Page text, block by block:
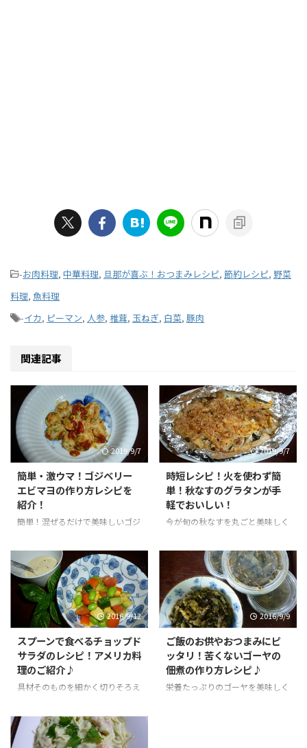
-お肉料理, 中華料理, 旦那が喜ぶ！おつまみレシピ, 節約レシピ, 野菜
料理, 魚料理
-イカ, ピーマン, 人参, 椎茸, 玉ねぎ, 白菜, 豚肉
関連記事
2019/9/7
簡単・激ウマ！ゴジベリー
エビマヨの作り方レシピを
紹介！
簡単！混ぜるだけで美味しいゴジ
が絶妙で激ウマ！いろんな料理に
使えるゴジベリー１日２８粒を毎
日美味しく食べて、紫外線に強い
体質に！
2019/9/7
時短レシピ！火を使わず簡
単！秋なすのグラタンが手
軽でおいしい！
今が旬の秋なすを丸ごと美味しく
めんつゆだけでOK！火も使わず
簡単なのに激ウマ！おつまみにも
♪
2016/9/12
スプーンで食べるチョップド
サラダのレシピ！アメリカ料
理のご紹介♪
具材そのものを細かく切りそろえ
さまざまな食感や味が楽しめる新
感覚のサラダ！旦那もひと口食べ
て旨い！と絶賛！
2016/9/9
ご飯のお供やおつまみにピ
ッタリ！苦くないゴーヤの
佃煮の作り方レシピ♪
栄養たっぷりのゴーヤを美味しく